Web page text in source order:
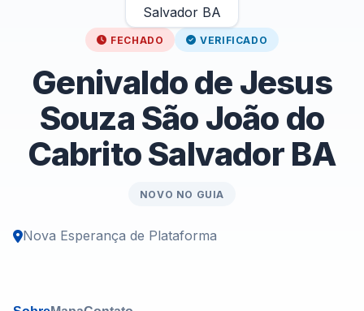
FECHADO VERIFICADO
Genivaldo de Jesus
Souza São João do
Cabrito Salvador BA
NOVO NO GUIA
Nova Esperança de Plataforma